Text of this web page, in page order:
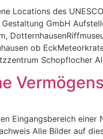
Locations des
GmbH
ob
Schopflocher
Eingangsbereich
Alle Bilder auf